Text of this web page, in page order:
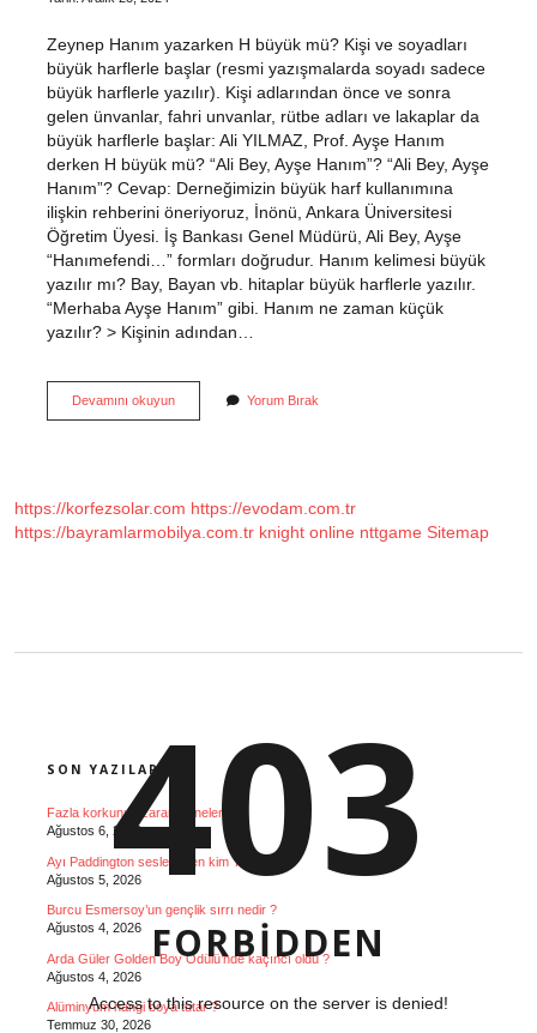
Zeynep Hanım yazarken H büyük mü? Kişi ve soyadları
büyük harflerle başlar (resmi yazışmalarda soyadı sadece
büyük harflerle yazılır). Kişi adlarından önce ve sonra
gelen ünvanlar, fahri unvanlar, rütbe adları ve lakaplar da
büyük harflerle başlar: Ali YILMAZ, Prof. Ayşe Hanım
derken H büyük mü? “Ali Bey, Ayşe Hanım”? “Ali Bey, Ayşe
Hanım”? Cevap: Derneğimizin büyük harf kullanımına
ilişkin rehberini öneriyoruz, İnönü, Ankara Üniversitesi
Öğretim Üyesi. İş Bankası Genel Müdürü, Ali Bey, Ayşe
“Hanımefendi…” formları doğrudur. Hanım kelimesi büyük
yazılır mı? Bay, Bayan vb. hitaplar büyük harflerle yazılır.
“Merhaba Ayşe Hanım” gibi. Hanım ne zaman küçük
yazılır? > Kişinin adından…
Devamını okuyunHanım
Büyük
Yorum Bırak
https://korfezsolar.com https://evodam.com.tr
https://bayramlarmobilya.com.tr knight online nttgame Sitemap
SON YAZILAR
Fazla korkunun zararları nelerdir ?
Ağustos 6, 2026
Ayı Paddington seslendiren kim Türk ?
Ağustos 5, 2026
Burcu Esmersoy’un gençlik sırrı nedir ?
Ağustos 4, 2026
Arda Güler Golden Boy Ödülü’nde kaçıncı oldu ?
Ağustos 4, 2026
Alüminyum hangi boya tutar ?
Temmuz 30, 2026
403
FORBIDDEN
Access to this resource on the server is denied!